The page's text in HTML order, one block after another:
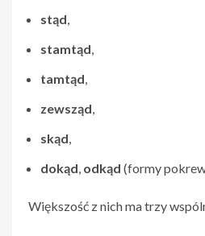
stąd,
stamtąd,
tamtąd,
zewsząd,
skąd,
dokąd, odkąd (formy
Większość z nich ma trzy